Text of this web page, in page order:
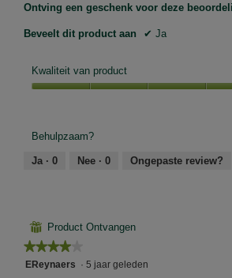
Ontving een geschenk voor deze
Beveelt dit product aan ✔ Ja
Kwaliteit van product
5
van
Behulpzaam?
Ja · 0 Nee · 0 Ongepaste review?
⊞ Product Ontvangen
★★★★★
★★★★★
4EReynaers · 5 jaar geleden